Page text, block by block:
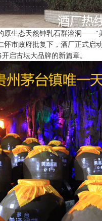
原生态天然钟乳石群溶洞——“
市政府批复下，酒厂正式启
启古坛大品牌的新篇章。